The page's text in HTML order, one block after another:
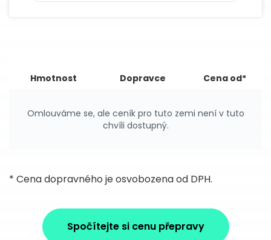
Hmotnost Dopravce Cena od*
Omlouváme se, ale ceník pro tuto zemi není v tuto
chvíli dostupný.
* Cena dopravného je osvobozena od DPH.
Spočítejte si cenu přepravy